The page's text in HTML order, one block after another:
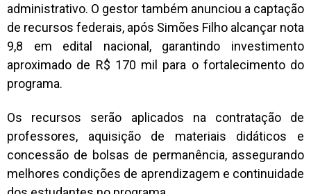
administrativo. O gestor também anunciou a captação
de recursos federais, após Simões Filho alcançar nota
9,8 em edital nacional, garantindo investimento
aproximado de R$ 170 mil para o fortalecimento do
programa.
Os recursos serão aplicados na contratação de
professores, aquisição de materiais didáticos e
concessão de bolsas de permanência, assegurando
melhores condições de aprendizagem e continuidade